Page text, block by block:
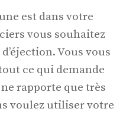
est dans votre
vous souhaitez
Vous vous
ce qui demande
rapporte que très
voulez utiliser votre